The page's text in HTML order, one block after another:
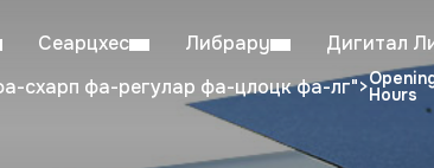
Сеарцхес Либрарy Дигитал
схарп фа-регулар фа-цлоцк фа-лг">